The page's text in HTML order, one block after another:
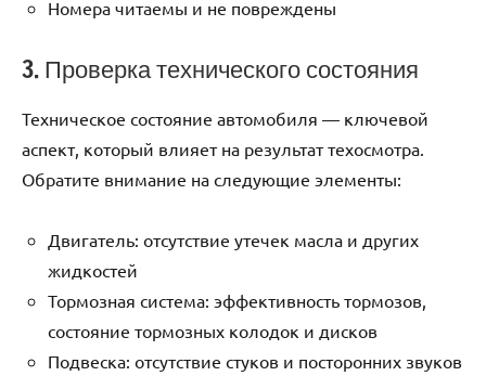
Номера читаемы и не повреждены
3. Проверка технического состояния
Техническое состояние автомобиля — ключевой
аспект, который влияет на результат техосмотра.
Обратите внимание на следующие элементы:
Двигатель: отсутствие утечек масла и других
жидкостей
Тормозная система: эффективность тормозов,
состояние тормозных колодок и дисков
Подвеска: отсутствие стуков и посторонних звуков